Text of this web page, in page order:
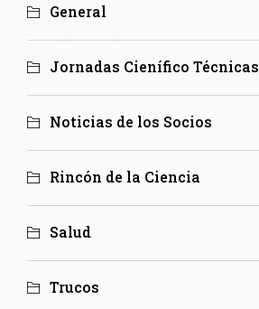
General
Jornadas Cienífico Técnicas
Noticias de los Socios
Rincón de la Ciencia
Salud
Trucos